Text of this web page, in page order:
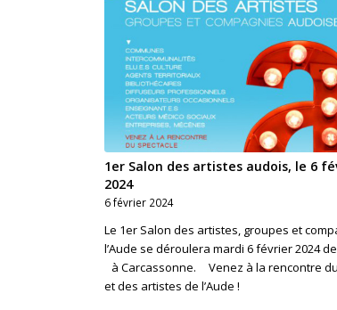
1er Salon des artistes audois, le 6
2024
6 février 2024
Le 1er Salon des artistes, groupes et
l’Aude se déroulera mardi 6 février 2024
à Carcassonne. Venez à la rencontre
et des artistes de l’Aude !